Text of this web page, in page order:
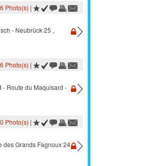
Photo(s) |
- Neubrück 25 ,
Photo(s) |
- Route du Maquisard -
Photo(s) |
des Grands Fagnoux 24